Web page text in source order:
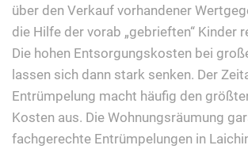
über den Verkauf vorhandener
die Hilfe der vorab „gebrieften“ Kinder
Die hohen Entsorgungskosten bei
lassen sich dann stark senken. Der
Entrümpelung macht häufig den
Kosten aus. Die Wohnungsräumung
fachgerechte Entrümpelungen in